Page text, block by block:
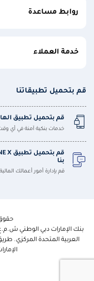
روابط مساعدة
خدمة العملاء
قم بتحميل تطبيقاتنا
قم بتحميل تطبيق
خدمات بنكية آمنة في أي
بنا
قم بإدارة أمور أعمالك
حقوق
بنك الإمارات دبي الوطني